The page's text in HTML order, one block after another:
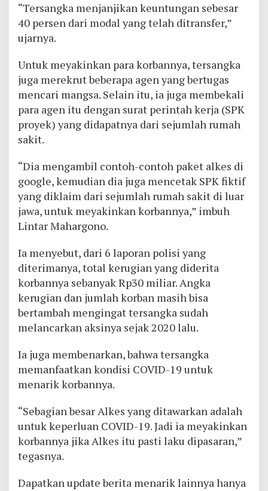
“Tersangka menjanjikan keuntungan sebesar
40 persen dari modal yang telah ditransfer,”
ujarnya.
Untuk meyakinkan para korbannya, tersangka
juga merekrut beberapa agen yang bertugas
mencari mangsa. Selain itu, ia juga membekali
para agen itu dengan surat perintah kerja (SPK
proyek) yang didapatnya dari sejumlah rumah
sakit.
“Dia mengambil contoh-contoh paket alkes di
google, kemudian dia juga mencetak SPK fiktif
yang diklaim dari sejumlah rumah sakit di luar
jawa, untuk meyakinkan korbannya,” imbuh
Lintar Mahargono.
Ia menyebut, dari 6 laporan polisi yang
diterimanya, total kerugian yang diderita
korbannya sebanyak Rp30 miliar. Angka
kerugian dan jumlah korban masih bisa
bertambah mengingat tersangka sudah
melancarkan aksinya sejak 2020 lalu.
Ia juga membenarkan, bahwa tersangka
memanfaatkan kondisi COVID-19 untuk
menarik korbannya.
“Sebagian besar Alkes yang ditawarkan adalah
untuk keperluan COVID-19. Jadi ia meyakinkan
korbannya jika Alkes itu pasti laku dipasaran,”
tegasnya.
Dapatkan update berita menarik lainnya hanya